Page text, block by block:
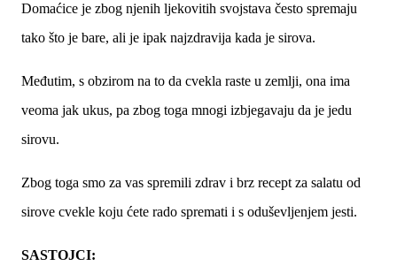
Domaćice je zbog njenih ljekovitih svojstava često spremaju
tako što je bare, ali je ipak najzdravija kada je sirova.
Međutim, s obzirom na to da cvekla raste u zemlji, ona ima
veoma jak ukus, pa zbog toga mnogi izbjegavaju da je jedu
sirovu.
Zbog toga smo za vas spremili zdrav i brz recept za salatu od
sirove cvekle koju ćete rado spremati i s oduševljenjem jesti.
SASTOJCI: